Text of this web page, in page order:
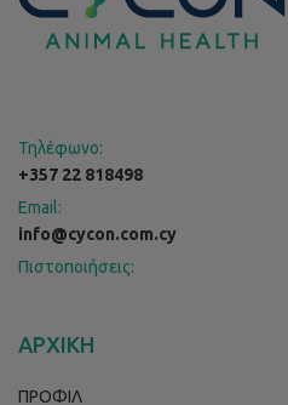
Τηλέφωνο:
+357 22 818498
Email:
info@cycon.com.cy
Πιστοποιήσεις:
ΑΡΧΙΚΗ
ΠΡΟΦΙΛ